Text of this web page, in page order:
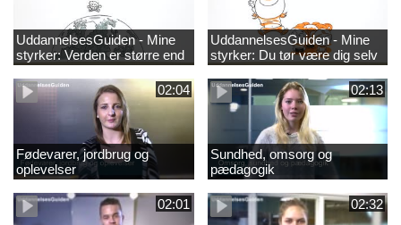
UddannelsesGuiden - Mine
styrker: Verden er større end
dig og du bidrager til den
UddannelsesGuiden - Mine
styrker: Du tør være dig selv
02:04
Fødevarer, jordbrug og
oplevelser
02:13
Sundhed, omsorg og
pædagogik
02:01 02:32